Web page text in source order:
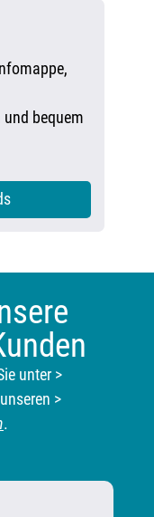
bequem
unter >
>
.